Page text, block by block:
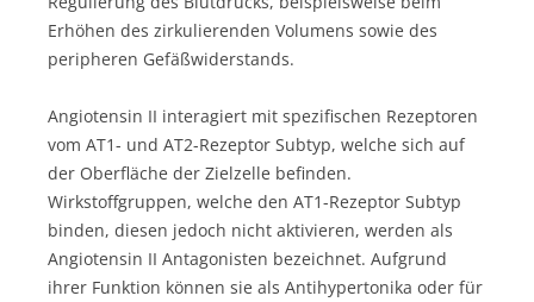
Erhöhen des zirkulierenden Volumens sowie des
peripheren Gefäßwiderstands.
Angiotensin II interagiert mit spezifischen Rezeptoren
vom AT1- und AT2-Rezeptor Subtyp, welche sich auf
der Oberfläche der Zielzelle befinden.
Wirkstoffgruppen, welche den AT1-Rezeptor Subtyp
binden, diesen jedoch nicht aktivieren, werden als
Angiotensin II Antagonisten bezeichnet. Aufgrund
ihrer Funktion können sie als Antihypertonika oder für